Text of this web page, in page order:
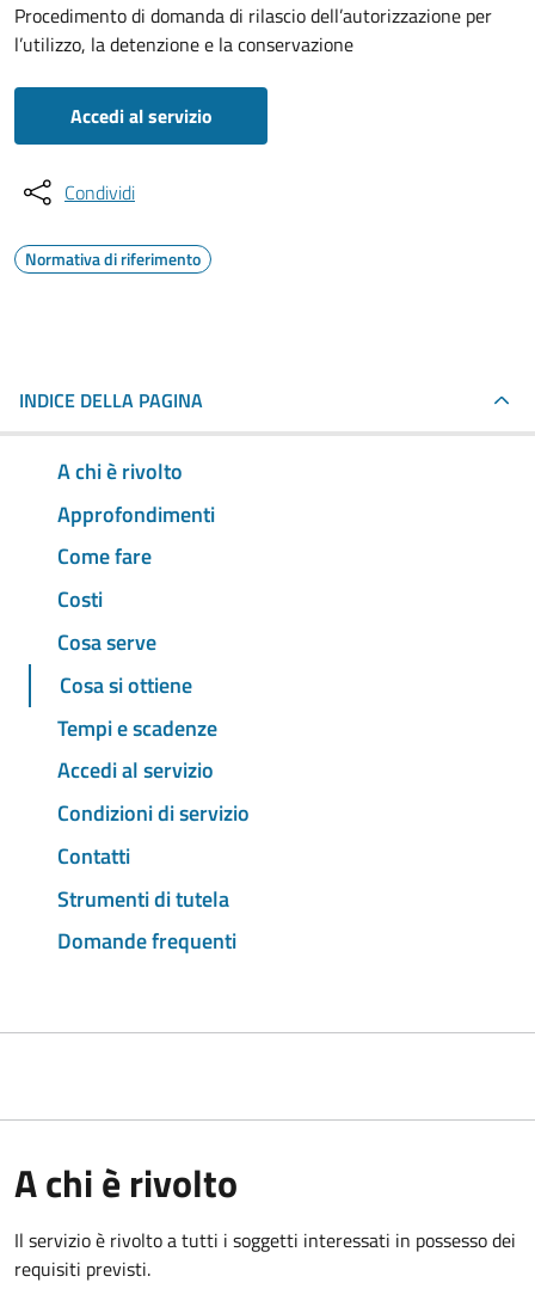
Procedimento di domanda di rilascio dell’autorizzazione per
l’utilizzo, la detenzione e la conservazione
Accedi al servizio
Condividi
Normativa di riferimento
INDICE DELLA PAGINA
A chi è rivolto
Approfondimenti
Come fare
Costi
Cosa serve
Cosa si ottiene
Tempi e scadenze
Accedi al servizio
Condizioni di servizio
Contatti
Strumenti di tutela
Domande frequenti
A chi è rivolto
Il servizio è rivolto a tutti i soggetti interessati in possesso dei
requisiti previsti.